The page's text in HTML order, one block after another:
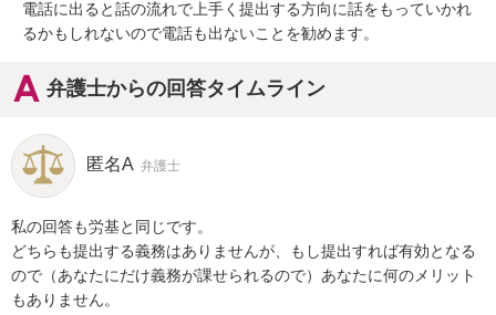
電話に出ると話の流れで上手く提出する方向に話をもっていかれ
るかもしれないので電話も出ないことを勧めます。
弁護士からの回答タイムライン
匿名A 弁護士
私の回答も労基と同じです。
どちらも提出する義務はありませんが、もし提出すれば有効となる
ので（あなたにだけ義務が課せられるので）あなたに何のメリット
もありません。